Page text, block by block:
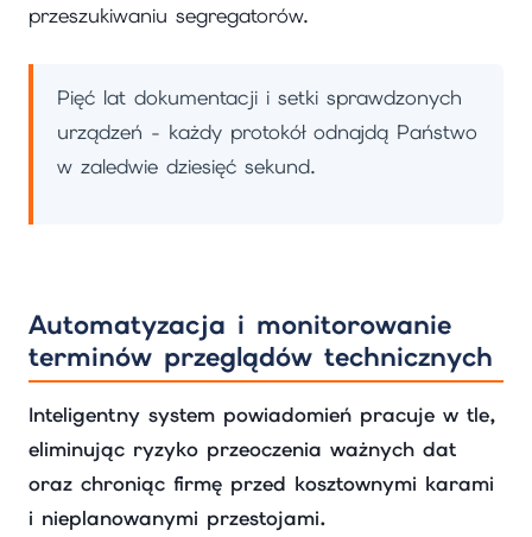
przeszukiwaniu segregatorów.
Pięć lat dokumentacji i setki sprawdzonych
urządzeń - każdy protokół odnajdą Państwo
w zaledwie dziesięć sekund.
Automatyzacja i monitorowanie
terminów przeglądów technicznych
Inteligentny system powiadomień pracuje w tle,
eliminując ryzyko przeoczenia ważnych dat
oraz chroniąc firmę przed kosztownymi karami
i nieplanowanymi przestojami.